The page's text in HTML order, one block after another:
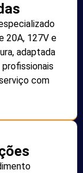
20A, 127V e
adaptada
com